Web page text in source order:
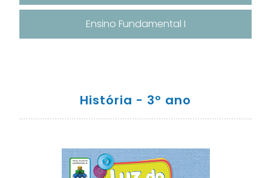
Ensino Fundamental I
História - 3º ano